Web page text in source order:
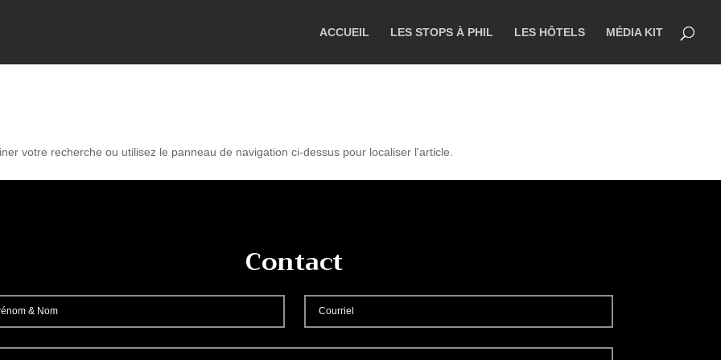
ACCUEIL LES STOPS À PHIL LES HÔTELS MÉDIA KIT
votre recherche ou utilisez le panneau de navigation ci-dessus pour localiser l'article.
Contact